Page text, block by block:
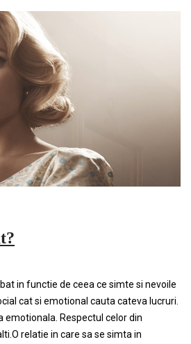
in functie de ceea ce simte si nevoile
cat si emotional cauta cateva lucruri.
emotionala. Respectul celor din
relatie in care sa se simta in